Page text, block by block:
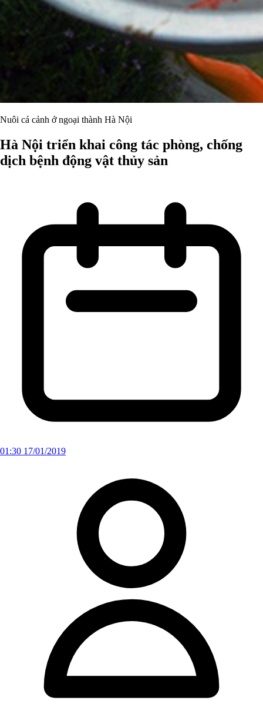
Nuôi cá cảnh ở ngoại thành Hà Nội
Hà Nội triển khai công tác phòng, chống
dịch bệnh động vật thủy sản
01:30 17/01/2019